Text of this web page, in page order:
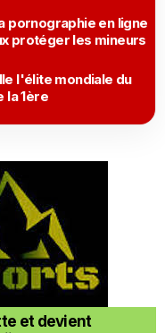
pornographie en ligne
protéger les mineurs
l'élite mondiale du
la 1ère
et devient